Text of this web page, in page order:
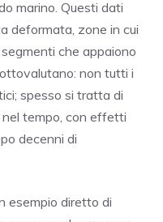
marino. Questi dati
deformata, zone in cui
che appaiono
non tutti i
spesso si tratta di
tempo, con effetti
decenni di
esempio diretto di